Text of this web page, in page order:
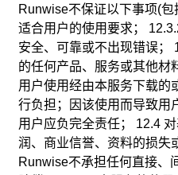
Runwise不保证以下事项(
适合用户的使用要求；
安全、可靠或不出现错误；
的任何产品、服务或其他材
用户使用经由本服务下载的
行负担；因该使用而导致用
用户应负完全责任； 12.4
润、商业信誉、资料的损失
Runwise不承担任何直接、